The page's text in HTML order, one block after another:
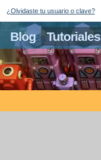
Blog Tutoriales
¿Olvidaste tu usuario o clave?